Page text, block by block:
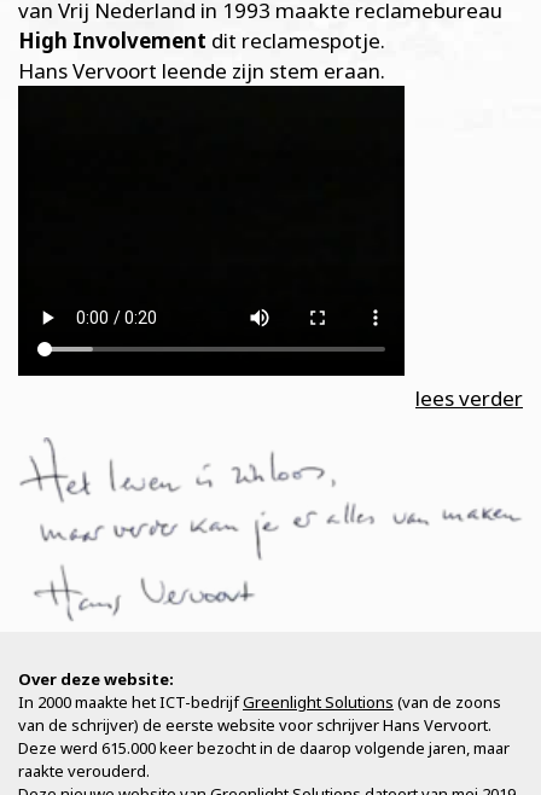
van Vrij Nederland in 1993 maakte reclamebureau
High Involvement dit reclamespotje.
Hans Vervoort leende zijn stem eraan.
lees verder
Over deze website:
In 2000 maakte het ICT-bedrijfGreenlight Solutions (van de zoons
van de schrijver) de eerste website voor schrijver Hans Vervoort.
Deze werd 615.000 keer bezocht in de daarop volgende jaren, maar
raakte verouderd.